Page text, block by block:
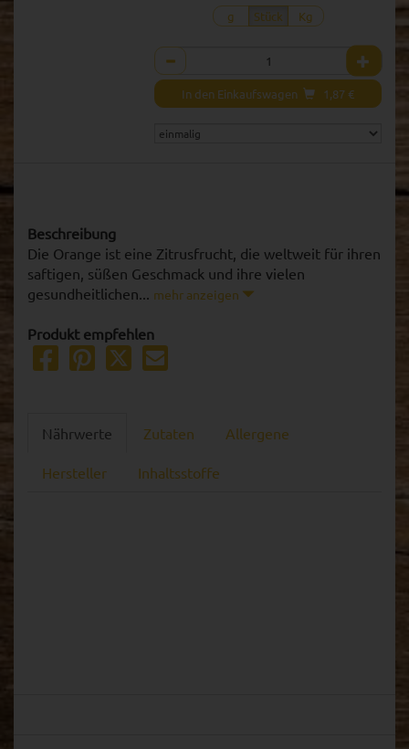
g Stück Kg
Anzahl
In den Einkaufswagen 1,87 €
Beschreibung
Die Orange ist eine Zitrusfrucht, die weltweit für ihren
saftigen, süßen Geschmack und ihre vielen
gesundheitlichen...
mehr anzeigen
Produkt empfehlen
Nährwerte Zutaten Allergene
Hersteller Inhaltsstoffe